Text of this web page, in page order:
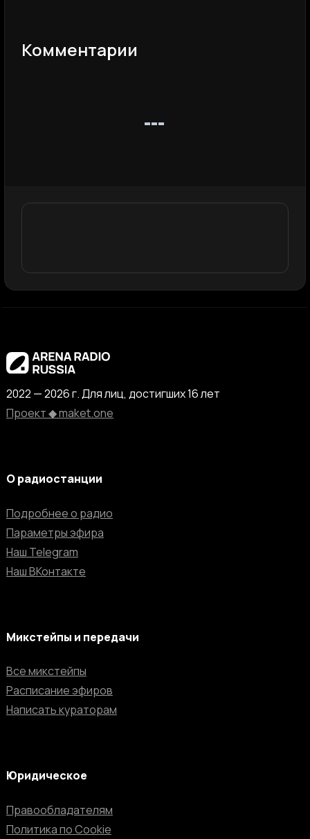
Комментарии
2022 — 2026 г. Для лиц, достигших 16 лет
Проект ◆ maket.one
О радиостанции
Подробнее о радио
Параметры эфира
Наш Telegram
Наш ВКонтакте
Микстейпы и передачи
Все микстейпы
Расписание эфиров
Написать кураторам
Юридическое
Правообладателям
Политика по Cookie